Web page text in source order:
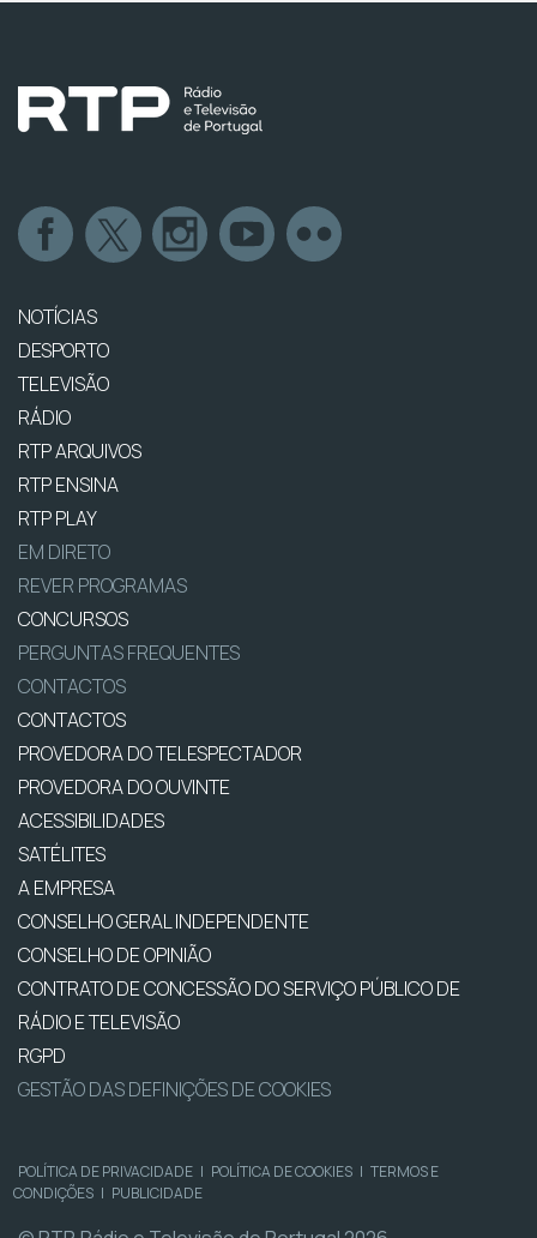
NOTÍCIAS
DESPORTO
TELEVISÃO
RÁDIO
RTP ARQUIVOS
RTP ENSINA
RTP PLAY
EM DIRETO
REVER PROGRAMAS
CONCURSOS
PERGUNTAS FREQUENTES
CONTACTOS
CONTACTOS
PROVEDORA DO TELESPECTADOR
PROVEDORA DO OUVINTE
ACESSIBILIDADES
SATÉLITES
A EMPRESA
CONSELHO GERAL INDEPENDENTE
CONSELHO DE OPINIÃO
CONTRATO DE CONCESSÃO DO SERVIÇO PÚBLICO DE
RÁDIO E TELEVISÃO
RGPD
GESTÃO DAS DEFINIÇÕES DE COOKIES
POLÍTICA DE PRIVACIDADE | POLÍTICA DE COOKIES | TERMOS E
CONDIÇÕES | PUBLICIDADE